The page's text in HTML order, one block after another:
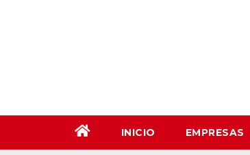
INICIO EMPRESAS